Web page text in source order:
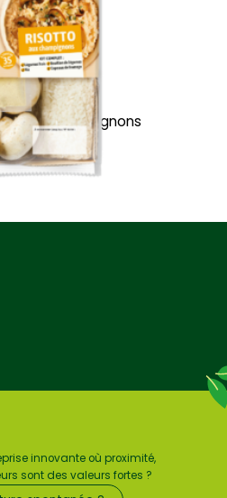
aux champignons
innovante où proximité,
sont des valeurs fortes ?